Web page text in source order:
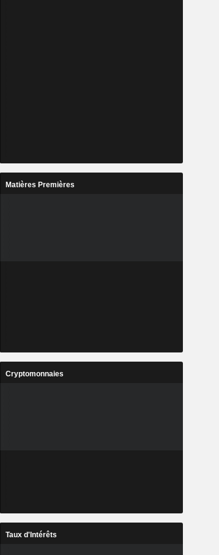
Matières Premières
Cryptomonnaies
Taux d'Intérêts